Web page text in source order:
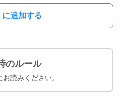
に追加する
のルール
読みください。